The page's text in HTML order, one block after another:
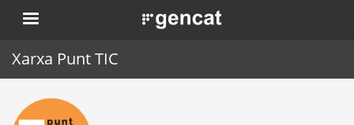
Pasar
al
. Obre en una nova finestra.
Xarxa Punt TIC
Inicio